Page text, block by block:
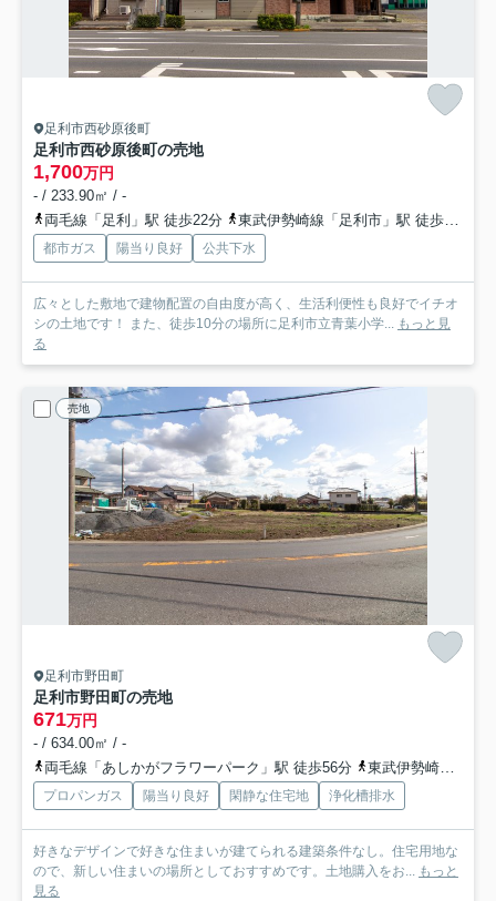
足利市西砂原後町
足利市西砂原後町の売地
1,700万円
- / 233.90㎡ / -
両毛線「足利」駅 徒歩22分
東武伊勢崎線「足利市」駅 徒歩29分
都市ガス 陽当り良好 公共下水
広々とした敷地で建物配置の自由度が高く、生活利便性も良好でイチオ
シの土地です！ また、徒歩10分の場所に足利市立青葉小学... もっと見
る
売地
足利市野田町
足利市野田町の売地
671万円
- / 634.00㎡ / -
両毛線「あしかがフラワーパーク」駅 徒歩56分
東武伊勢崎線「多々良」駅 徒歩39分
プロパンガス 陽当り良好 閑静な住宅地 浄化槽排水
好きなデザインで好きな住まいが建てられる建築条件なし。住宅用地な
ので、新しい住まいの場所としておすすめです。土地購入をお... もっと
見る